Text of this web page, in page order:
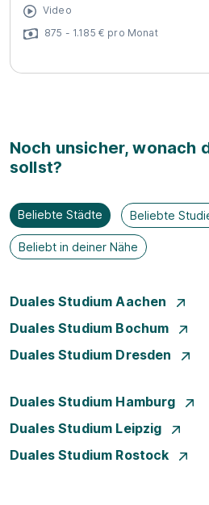
Video
875 - 1.185 € pro Monat
Noch unsicher, wonach
sollst?
Beliebte Städte Beliebte
Beliebt in deiner Nähe
Duales Studium Aachen
Duales Studium Bochum
Duales Studium Dresden
Duales Studium Hamburg
Duales Studium Leipzig
Duales Studium Rostock